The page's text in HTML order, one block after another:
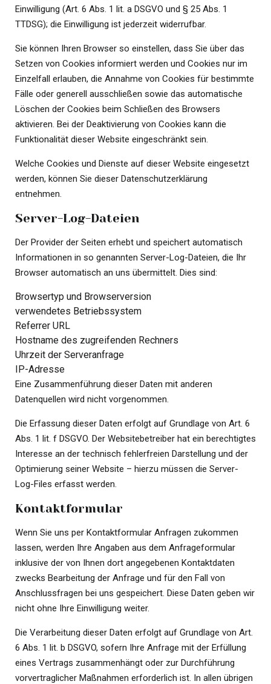
Einwilligung (Art. 6 Abs. 1 lit. a DSGVO und § 25 Abs. 1
TTDSG); die Einwilligung ist jederzeit widerrufbar.
Sie können Ihren Browser so einstellen, dass Sie über das
Setzen von Cookies informiert werden und Cookies nur im
Einzelfall erlauben, die Annahme von Cookies für bestimmte
Fälle oder generell ausschließen sowie das automatische
Löschen der Cookies beim Schließen des Browsers
aktivieren. Bei der Deaktivierung von Cookies kann die
Funktionalität dieser Website eingeschränkt sein.
Welche Cookies und Dienste auf dieser Website eingesetzt
werden, können Sie dieser Datenschutzerklärung
entnehmen.
Server-Log-Dateien
Der Provider der Seiten erhebt und speichert automatisch
Informationen in so genannten Server-Log-Dateien, die Ihr
Browser automatisch an uns übermittelt. Dies sind:
Browsertyp und Browserversion
verwendetes Betriebssystem
Referrer URL
Hostname des zugreifenden Rechners
Uhrzeit der Serveranfrage
IP-Adresse
Eine Zusammenführung dieser Daten mit anderen
Datenquellen wird nicht vorgenommen.
Die Erfassung dieser Daten erfolgt auf Grundlage von Art. 6
Abs. 1 lit. f DSGVO. Der Websitebetreiber hat ein berechtigtes
Interesse an der technisch fehlerfreien Darstellung und der
Optimierung seiner Website – hierzu müssen die Server-
Log-Files erfasst werden.
Kontaktformular
Wenn Sie uns per Kontaktformular Anfragen zukommen
lassen, werden Ihre Angaben aus dem Anfrageformular
inklusive der von Ihnen dort angegebenen Kontaktdaten
zwecks Bearbeitung der Anfrage und für den Fall von
Anschlussfragen bei uns gespeichert. Diese Daten geben wir
nicht ohne Ihre Einwilligung weiter.
Die Verarbeitung dieser Daten erfolgt auf Grundlage von Art.
6 Abs. 1 lit. b DSGVO, sofern Ihre Anfrage mit der Erfüllung
eines Vertrags zusammenhängt oder zur Durchführung
vorvertraglicher Maßnahmen erforderlich ist. In allen übrigen